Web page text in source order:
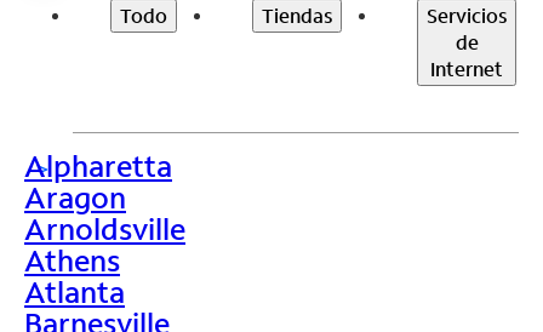
Todo Tiendas
Servicios
de
Internet
>
Alpharetta
Aragon
Arnoldsville
Athens
Atlanta
Barnesville